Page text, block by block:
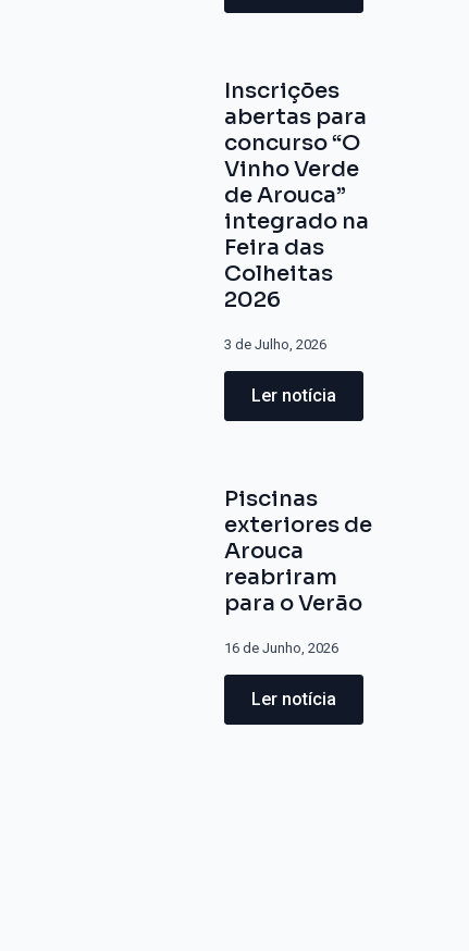
Inscrições
abertas para
concurso “O
Vinho Verde
de Arouca”
integrado na
Feira das
Colheitas
2026
3 de Julho, 2026
Ler notícia
Piscinas
exteriores de
Arouca
reabriram
para o Verão
16 de Junho, 2026
Ler notícia